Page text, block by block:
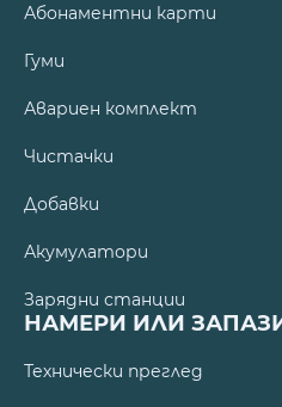
Абонаментни карти
Гуми
Авариен комплект
Чистачки
Добавки
Акумулатори
Зарядни станции
НАМЕРИ ИЛИ
Технически преглед